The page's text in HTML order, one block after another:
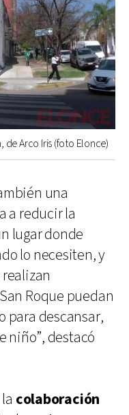
de Arco Iris (foto Elonce)
una
a reducir la
lugar donde
lo necesiten, y
Roque puedan
para descansar,
niño”, destacó
colaboración